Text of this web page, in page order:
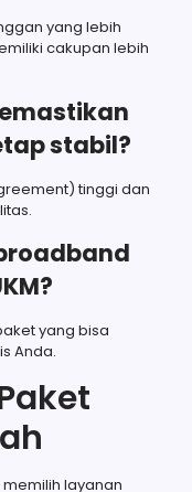
yang lebih
cakupan lebih
stabil?
tinggi dan
yang bisa
Anda.
layanan